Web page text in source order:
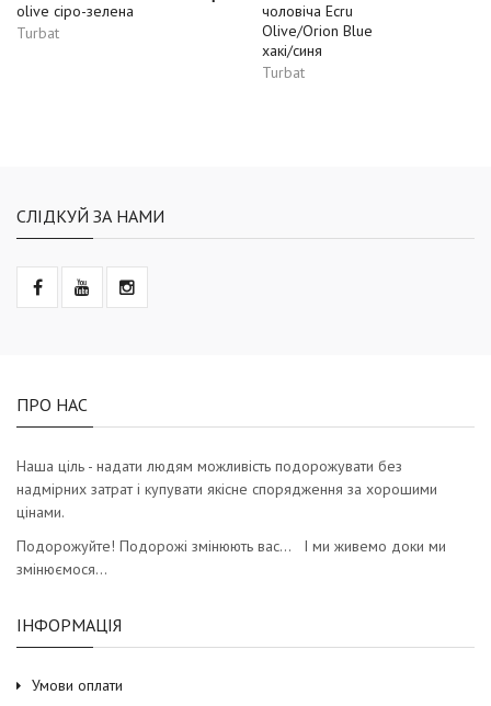
olive сіро-зелена
Turbat
чоловіча Ecru
Olive/Orion Blue
хакі/синя
Turbat
СЛІДКУЙ ЗА НАМИ
ПРО НАС
Наша ціль - надати людям можливість подорожувати без
надмірних затрат і купувати якісне спорядження за хорошими
цінами.
Подорожуйте! Подорожі змінюють вас… І ми живемо доки ми
змінюємося…
ІНФОРМАЦІЯ
Умови оплати